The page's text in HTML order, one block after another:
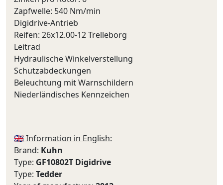
Zapfwelle: 540 Nm/min
Digidrive-Antrieb
Reifen: 26x12.00-12 Trelleborg
Leitrad
Hydraulische Winkelverstellung
Schutzabdeckungen
Beleuchtung mit Warnschildern
Niederländisches Kennzeichen
🇬🇧 Information in English:
Brand: Kuhn
Type: GF10802T Digidrive
Type: Tedder